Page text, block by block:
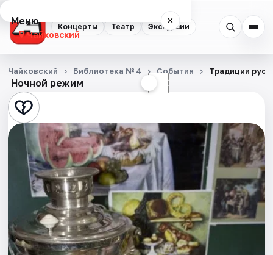
Концерты Театр Экскурсии
Меню ×
Чайковский
Концерты
Театр
Экскурсии
События
Города
Площадки
Артисты
Ночной режим ☾
Чайковский Библиотека № 4 События Традиции